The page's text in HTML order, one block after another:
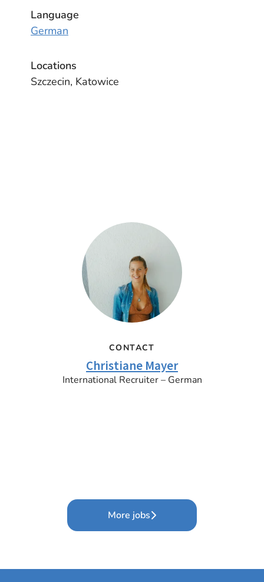
Language
German
Locations
Szczecin, Katowice
CONTACT
Christiane Mayer
International Recruiter – German
More jobs